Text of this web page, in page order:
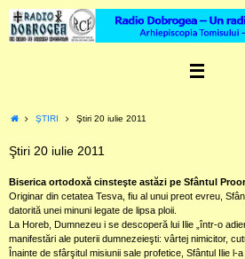
content
HomeŞTIRI Ştiri 20 iulie 2011
Ştiri 20 iulie 2011
Biserica ortodoxă cinsteşte astăzi pe Sfântul
Originar din cetatea Tesva, fiu al unui preot evreu,
datorită unei minuni legate de lipsa ploii.
La Horeb, Dumnezeu i se descoperă lui Ilie „într-o
manifestări ale puterii dumnezeieşti: vârtej nimicitor,
Înainte de sfârşitul misiunii sale profetice, Sfântul Ilie l-